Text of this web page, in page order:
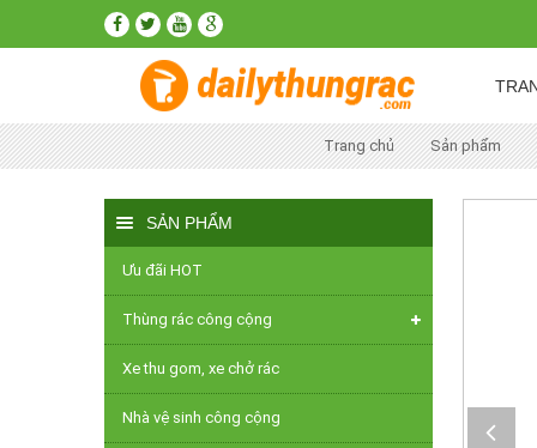
Trang chủ Sản phẩm
SẢN PHẨM
Ưu đãi HOT
Thùng rác công cộng
Thùng rác ủ phân hữu cơ
Thùng rác bằng thép
Xe thu gom, xe chở rác
Nhà vệ sinh công cộng